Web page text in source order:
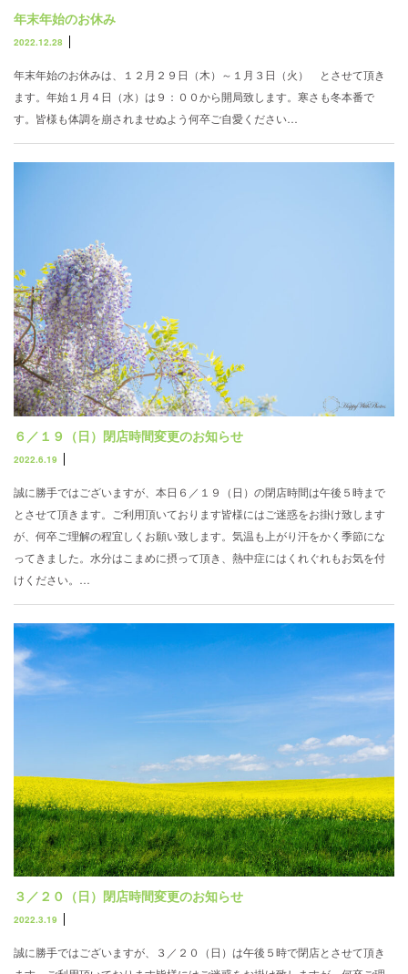
年末年始のお休み
2022.12.28
年末年始のお休みは、１２月２９日（木）～１月３日（火） とさせて頂き
ます。年始１月４日（水）は９：００から開局致します。寒さも冬本番で
す。皆様も体調を崩されませぬよう何卒ご自愛ください…
６／１９（日）閉店時間変更のお知らせ
2022.6.19
誠に勝手ではございますが、本日６／１９（日）の閉店時間は午後５時まで
とさせて頂きます。ご利用頂いております皆様にはご迷惑をお掛け致します
が、何卒ご理解の程宜しくお願い致します。気温も上がり汗をかく季節にな
ってきました。水分はこまめに摂って頂き、熱中症にはくれぐれもお気を付
けください。…
３／２０（日）閉店時間変更のお知らせ
2022.3.19
誠に勝手ではございますが、３／２０（日）は午後５時で閉店とさせて頂き